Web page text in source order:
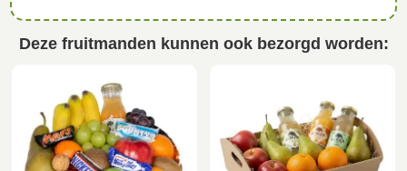
Deze fruitmanden kunnen ook bezorgd worden: